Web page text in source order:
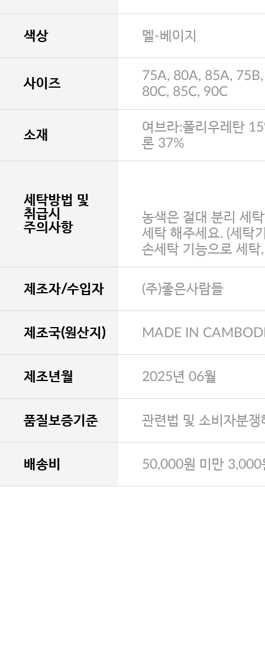
색상 멜-베이지
사이즈
75A, 80A, 85A,
80C, 85C, 90C
소재
여브라:폴리우레탄
론 37%
세탁방법 및
취급시
주의사항
농색은 절대 분리 세
세탁 해주세요. (세탁
손세탁 기능으로 세탁
제조자/수입자 (주)좋은사람들
제조국(원산지) MADE IN
제조년월 2025년 06월
품질보증기준 관련법 및 소비자분
배송비 50,000원 미만 3,000